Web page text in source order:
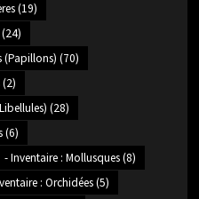
(19)
(Papillons) (70)
(2)
(28)
(6)
- Inventaire : Mollusques(8)
: Orchidées(5)